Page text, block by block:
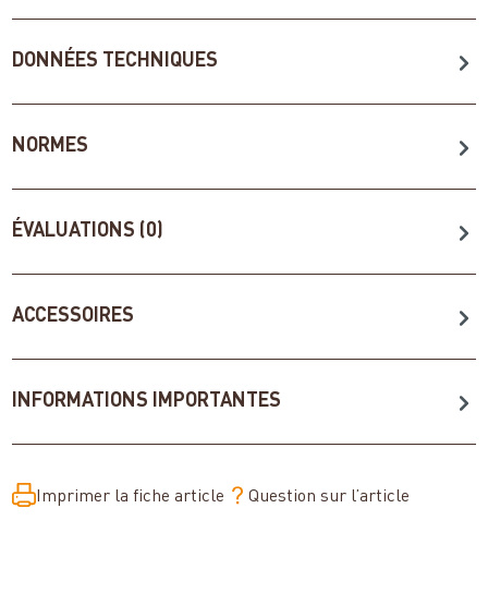
DONNÉES TECHNIQUES
NORMES
ÉVALUATIONS (0)
ACCESSOIRES
INFORMATIONS IMPORTANTES
Imprimer la fiche article Question sur l’article